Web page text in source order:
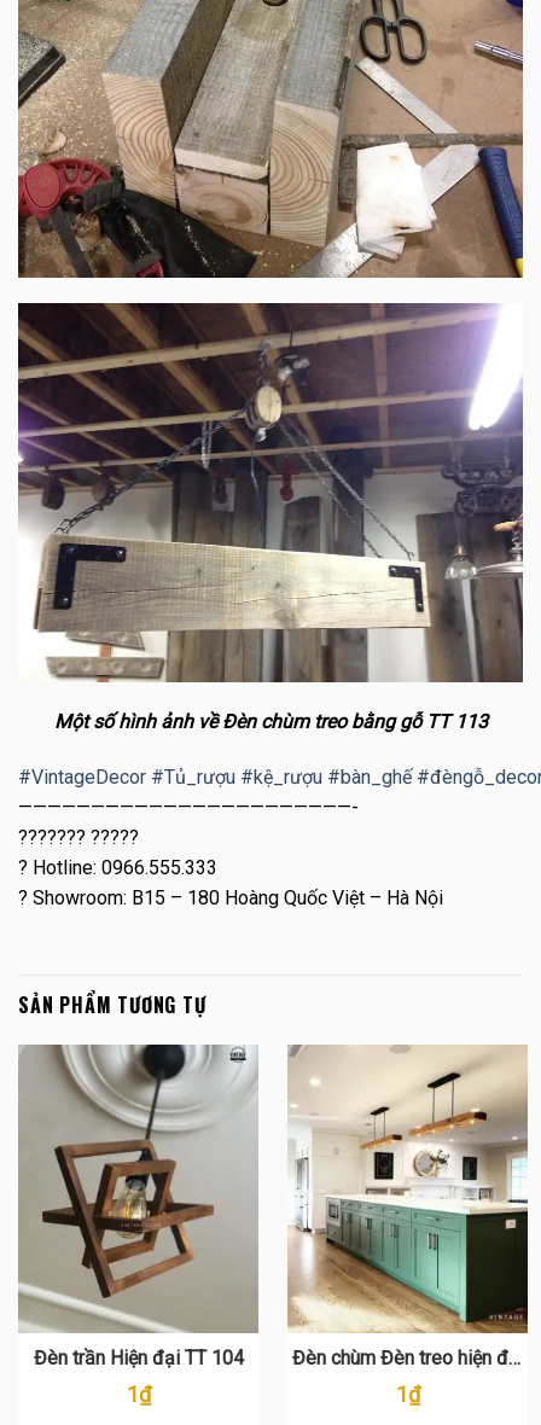
Một số hình ảnh về Đèn chùm treo bằng gỗ TT 113
#VintageDecor #Tủ_rượu #kệ_rượu #bàn_ghế #
———————————————————————-
??????? ?????
? Hotline: 0966.555.333
? Showroom: B15 – 180 Hoàng Quốc Việt – Hà Nội
SẢN PHẨM TƯƠNG TỰ
Đèn trần Hiện đại TT 104
1₫
Đèn chùm Đèn treo hiện đại
TT 114
1₫